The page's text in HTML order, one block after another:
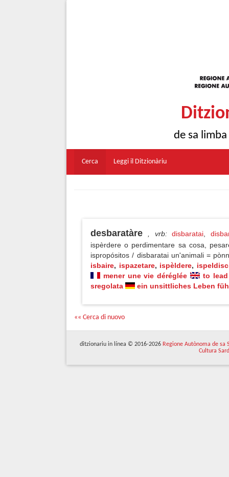
de sa
Cerca Leggi il Ditzionàriu
desbaratàre , vrb: disbaratai ,
ispèrdere o perdimentare sa cosa,
ispropósitos / disbaratai un'animali =
isbaire, ispazetare, ispèldere,
mener une vie déréglée
to
sregolata
ein unsittliches Leben
«« Cerca di nuovo
ditzionariu in línea © 2016-2026 Regione Autònoma de sa
Cultura